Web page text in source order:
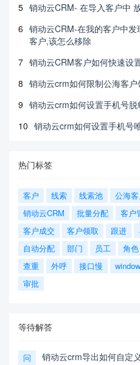
5 销动云CRM- 在导入客户中
6 销动云CRM-在我的客户中
客户,该怎么移除
7 销动云CRM客户如何快速设
8 销动云crm如何限制公海客户
9 销动云crm如何设置手机号脱
10 销动云crm如何设置手机号
热门标签
客户 线索 线索池 公海
销动云CRM
批量分配 客户
客户成交
客户领取 跟进
自动分配
部门 员工 角色
查重
外呼 接口慢
审批
等待解答
问 销动云crm导出如何自定